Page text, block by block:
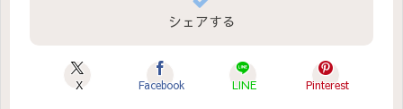
シェアする
X Facebook LINE Pinterest